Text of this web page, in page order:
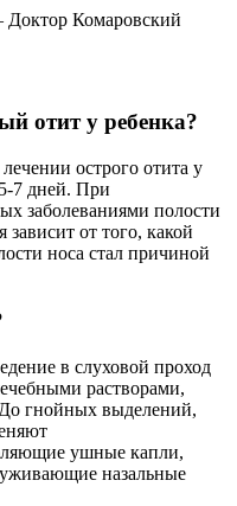
Доктор Комаровский
отит у ребенка?
острого отита у
5-7 дней. При
заболеваниями полости
зависит от того, какой
носа стал причиной
в слуховой проход
растворами,
гнойных выделений,
ушные капли,
назальные